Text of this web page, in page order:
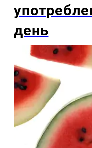
день